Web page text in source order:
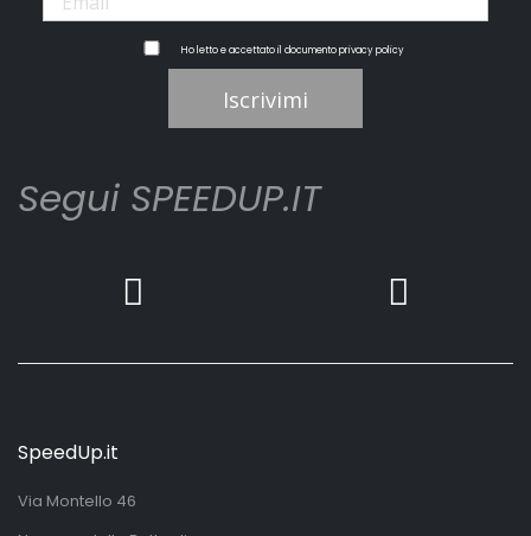
Ho letto e accettato il documentoprivacy policy
Iscrivimi
Segui SPEEDUP.IT
SpeedUp.it
Via Montello 46